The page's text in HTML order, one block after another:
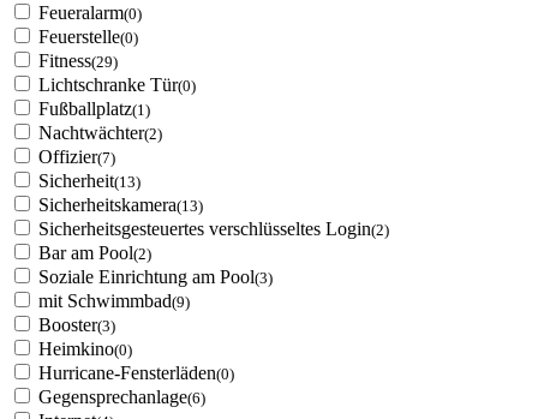
Feueralarm(0)
Feuerstelle(0)
Fitness(29)
Lichtschranke Tür(0)
Fußballplatz(1)
Nachtwächter(2)
Offizier(7)
Sicherheit(13)
Sicherheitskamera(13)
Sicherheitsgesteuertes verschlüsseltes Login(2)
Bar am Pool(2)
Soziale Einrichtung am Pool(3)
mit Schwimmbad(9)
Booster(3)
Heimkino(0)
Hurricane-Fensterläden(0)
Gegensprechanlage(6)